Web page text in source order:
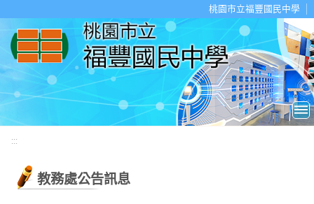
桃園市立福豐國民中學
:::
教務處公告訊息